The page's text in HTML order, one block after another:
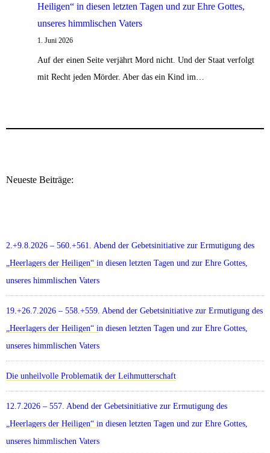
Heiligen“ in diesen letzten Tagen und zur Ehre Gottes,
unseres himmlischen Vaters
1. Juni 2026
Auf der einen Seite verjährt Mord nicht. Und der Staat verfolgt
mit Recht jeden Mörder. Aber das ein Kind im…
Neueste Beiträge:
2.+9.8.2026 – 560.+561. Abend der Gebetsinitiative zur Ermutigung des
„Heerlagers der Heiligen“ in diesen letzten Tagen und zur Ehre Gottes,
unseres himmlischen Vaters
19.+26.7.2026 – 558.+559. Abend der Gebetsinitiative zur Ermutigung des
„Heerlagers der Heiligen“ in diesen letzten Tagen und zur Ehre Gottes,
unseres himmlischen Vaters
Die unheilvolle Problematik der Leihmutterschaft
12.7.2026 – 557. Abend der Gebetsinitiative zur Ermutigung des
„Heerlagers der Heiligen“ in diesen letzten Tagen und zur Ehre Gottes,
unseres himmlischen Vaters